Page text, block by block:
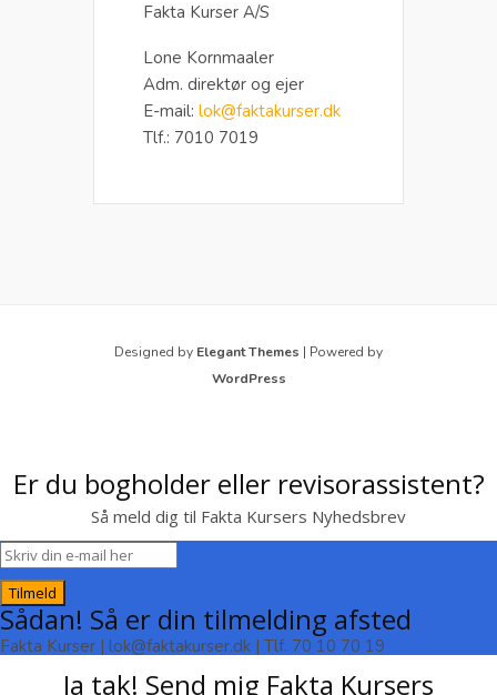
Fakta Kurser A/S
Lone Kornmaaler
Adm. direktør og ejer
E-mail: lok@faktakurser.dk
Tlf.: 7010 7019
Designed by Elegant Themes | Powered by
WordPress
Er du bogholder eller revisorassistent?
Så meld dig til Fakta Kursers Nyhedsbrev
Tilmeld
Sådan! Så er din tilmelding afsted
Fakta Kurser | lok@faktakurser.dk | Tlf. 70 10 70 19
Ja tak! Send mig Fakta Kursers